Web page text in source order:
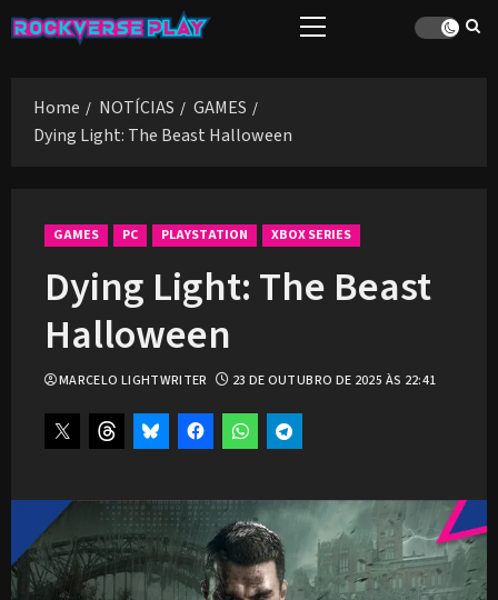
Skip
to
Primary
Home
NOTÍCIAS
GAMES
Dying Light: The Beast Halloween
GAMES PC PLAYSTATION XBOX SERIES
Dying Light: The Beast
Halloween
MARCELO LIGHTWRITER 23 DE OUTUBRO DE 2025 ÀS 22:41